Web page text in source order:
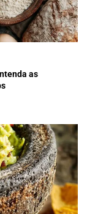
as